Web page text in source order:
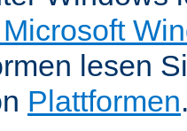
lesen
Plattformen